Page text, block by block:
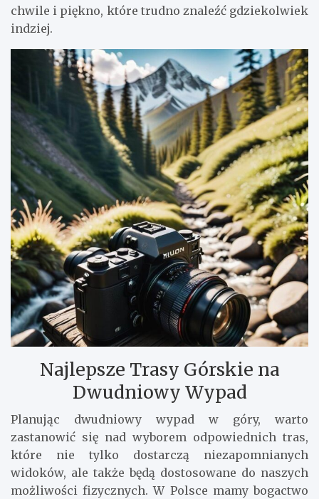
chwile i piękno, które trudno znaleźć gdziekolwiek
indziej.
Najlepsze Trasy Górskie na
Dwudniowy Wypad
Planując dwudniowy wypad w góry, warto
zastanowić się nad wyborem odpowiednich tras,
które nie tylko dostarczą niezapomnianych
widoków, ale także będą dostosowane do naszych
możliwości fizycznych. W Polsce mamy bogactwo